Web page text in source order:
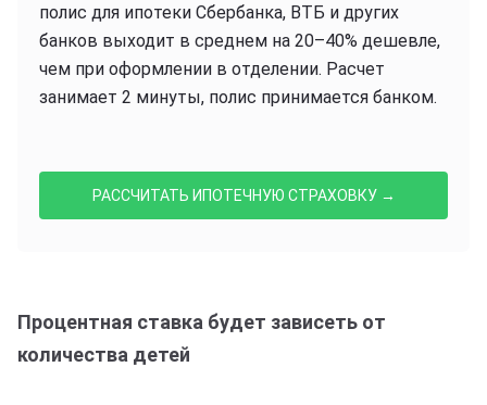
полис для ипотеки Сбербанка, ВТБ и других
банков выходит в среднем на 20–40% дешевле,
чем при оформлении в отделении. Расчет
занимает 2 минуты, полис принимается банком.
РАССЧИТАТЬ ИПОТЕЧНУЮ СТРАХОВКУ →
Процентная ставка будет зависеть от
количества детей